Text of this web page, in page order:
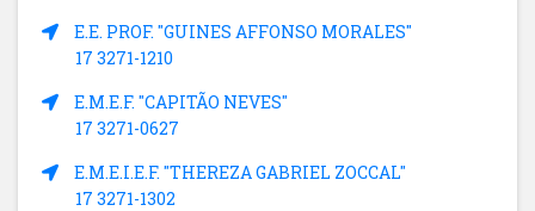
E.E. PROF. "GUINES AFFONSO MORALES"
17 3271-1210
E.M.E.F. "CAPITÃO NEVES"
17 3271-0627
E.M.E.I.E.F. "THEREZA GABRIEL ZOCCAL"
17 3271-1302